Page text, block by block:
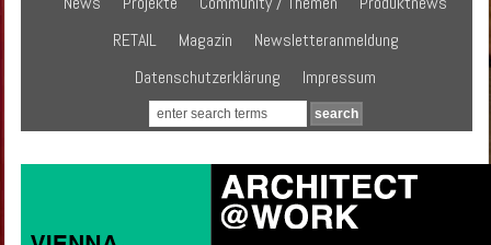
RETAIL
Magazin
Newsletteranmeldung
Datenschutzerklärung
Impressum